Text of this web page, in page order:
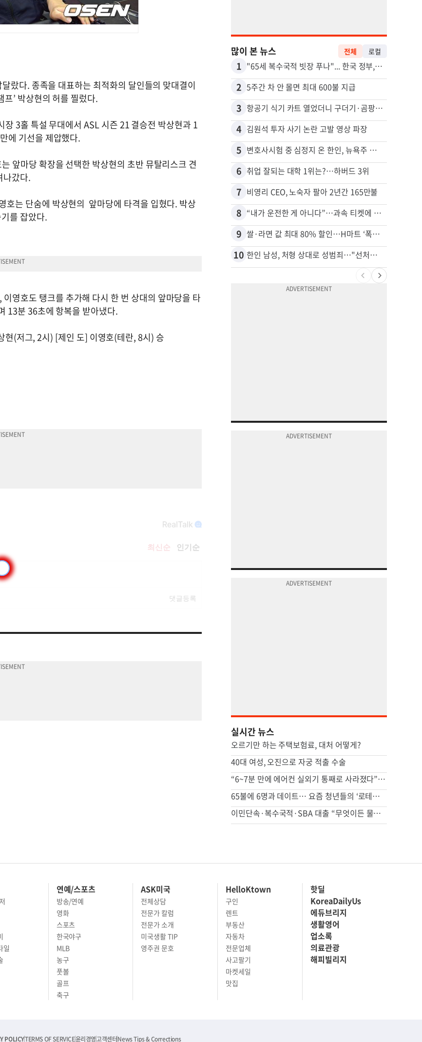
랐다. 종족을 대표하는 최적화의 달인들의 맞대결이
프’ 박상현의 허를 찔렀다.
3홀 특설 무대에서 ASL 시즌 21 결승전 박상현과 1
에 기선을 제압했다.
앞마당 확장을 선택한 박상현의 초반 뮤탈리스크 견
나갔다.
호는 단숨에 박상현의 앞마당에 타격을 입혔다. 박상
를 잡았다.
영호도 탱크를 추가해 다시 한 번 상대의 앞마당을 타
13분 36초에 항복을 받아냈다.
(저그, 2시) [제인 도] 이영호(테란, 8시) 승
많이 본 뉴스 전체 로컬
1 "65세 복수국적 빗장 푸나"... 한국 정부, 연령 완화 전면 추진
2 5주간 차 안 몰면 최대 600불 지급
3 항공기 식기 카트 열었더니 구더기·곰팡이…LAX 기내식 업체 논란
4 김원석 투자 사기 논란 고발 영상 파장
5 변호사시험 중 심정지 온 한인, 뉴욕주 제소
6 취업 잘되는 대학 1위는?…하버드 3위
7 비영리 CEO, 노숙자 팔아 2년간 165만불
8 “내가 운전한 게 아니다”…과속 티켓에 오토파일럿 탓한 운전자
9 쌀·라면 값 최대 80% 할인…H마트 ‘폭탄 세일’
10 한인 남성, 처형 상대로 성범죄…"선처해줬더니 배신자 취급"
실시간 뉴스
오르기만 하는 주택보험료, 대처 어떻게?
40대 여성, 오진으로 자궁 적출 수술
“6~7분 만에 에어컨 실외기 통째로 사라졌다” 애틀랜타서 실외기 도난 급증
65불에 6명과 데이트… 요즘 청년들의 ‘로테이션 소개팅’
이민단속·복수국적·SBA 대출 “무엇이든 물어보세요”
일
연예/스포츠
방송/연예
영화
스포츠
한국야구
MLB
농구
풋볼
골프
축구
ASK미국
전체상담
전문가 칼럼
전문가 소개
미국생활 TIP
영주권 문호
HelloKtown
구인
렌트
부동산
자동차
전문업체
사고팔기
마켓세일
맛집
핫딜
KoreaDailyUs
에듀브리지
생활영어
업소록
의료관광
해피빌리지
POLICYTERMS OF SERVICE윤리경영고객센터News Tips & Corrections